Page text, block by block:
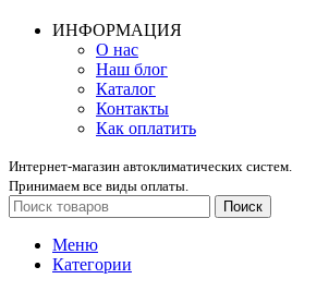
ИНФОРМАЦИЯ
О нас
Наш блог
Каталог
Контакты
Как оплатить
Интернет-магазин автоклиматических систем.
Принимаем все виды оплаты.
Поиск
Меню
Категории